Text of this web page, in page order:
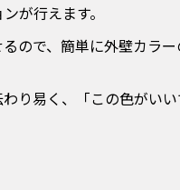
が行えます。
ので、簡単に外壁カラ
り易く、「この色がい